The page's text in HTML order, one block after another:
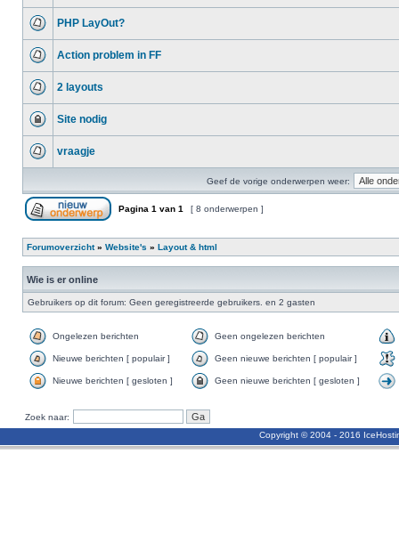
PHP LayOut?
Action problem in FF
2 layouts
Site nodig
vraagje
Geef de vorige onderwerpen weer:
Pagina 1 van 1 [ 8 onderwerpen ]
Forumoverzicht» Website's » Layout & html
Wie is er online
Gebruikers op dit forum: Geen geregistreerde gebruikers. en 2 gasten
Ongelezen berichten Geen ongelezen berichten
Nieuwe berichten [ populair ] Geen nieuwe berichten [ populair ]
Nieuwe berichten [ gesloten ] Geen nieuwe berichten [ gesloten ]
Zoek naar:
Copyright © 2004 - 2016